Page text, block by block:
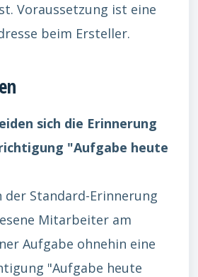
Voraussetzung ist eine
beim Ersteller.
sich die Erinnerung
"Aufgabe heute
der Standard-Erinnerung
Mitarbeiter am
Aufgabe ohnehin eine
"Aufgabe heute